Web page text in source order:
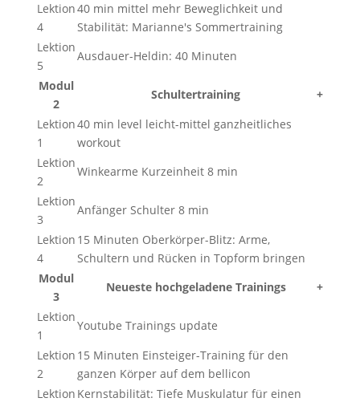
Lektion
4
40 min mittel mehr Beweglichkeit und
Stabilität: Marianne's Sommertraining
Lektion
5
Ausdauer-Heldin: 40 Minuten
Modul
2
Schultertraining
+
Lektion
1
40 min level leicht-mittel ganzheitliches
workout
Lektion
2
Winkearme Kurzeinheit 8 min
Lektion
3
Anfänger Schulter 8 min
Lektion
4
15 Minuten Oberkörper-Blitz: Arme,
Schultern und Rücken in Topform bringen
Modul
3
Neueste hochgeladene Trainings
+
Lektion
1
Youtube Trainings update
Lektion
2
15 Minuten Einsteiger-Training für den
ganzen Körper auf dem bellicon
Lektion Kernstabilität: Tiefe Muskulatur für einen